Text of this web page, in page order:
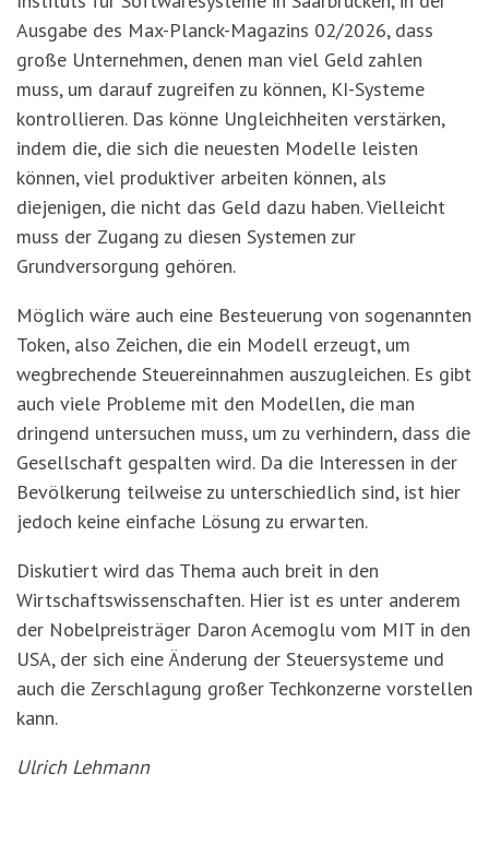
Ausgabe des Max-Planck-Magazins 02/2026, dass
große Unternehmen, denen man viel Geld zahlen
muss, um darauf zugreifen zu können, KI-Systeme
kontrollieren. Das könne Ungleichheiten verstärken,
indem die, die sich die neuesten Modelle leisten
können, viel produktiver arbeiten können, als
diejenigen, die nicht das Geld dazu haben. Vielleicht
muss der Zugang zu diesen Systemen zur
Grundversorgung gehören.
Möglich wäre auch eine Besteuerung von sogenannten
Token, also Zeichen, die ein Modell erzeugt, um
wegbrechende Steuereinnahmen auszugleichen. Es gibt
auch viele Probleme mit den Modellen, die man
dringend untersuchen muss, um zu verhindern, dass die
Gesellschaft gespalten wird. Da die Interessen in der
Bevölkerung teilweise zu unterschiedlich sind, ist hier
jedoch keine einfache Lösung zu erwarten.
Diskutiert wird das Thema auch breit in den
Wirtschaftswissenschaften. Hier ist es unter anderem
der Nobelpreisträger Daron Acemoglu vom MIT in den
USA, der sich eine Änderung der Steuersysteme und
auch die Zerschlagung großer Techkonzerne vorstellen
kann.
Ulrich Lehmann